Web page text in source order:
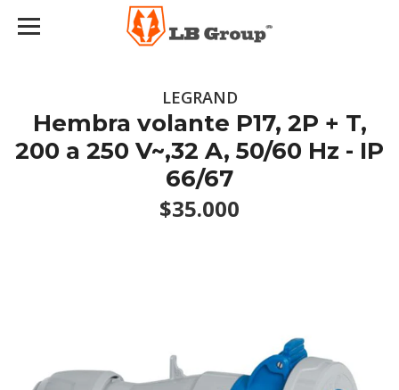
LEGRAND
Hembra volante P17, 2P + T,
200 a 250 V~,32 A, 50/60 Hz - IP
66/67
$35.000